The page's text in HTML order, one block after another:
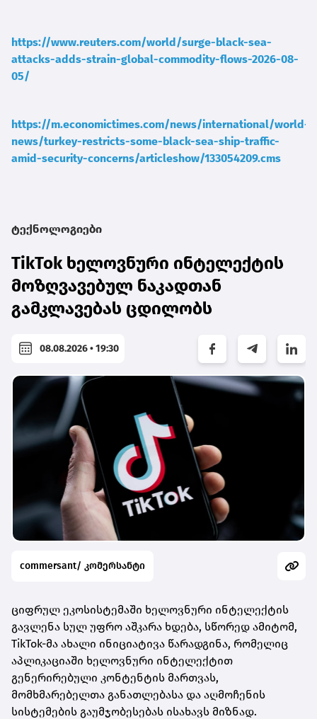
https://www.reuters.com/world/surge-black-sea-
attacks-adds-strain-global-commodity-flows-2026-08-
05/
https://m.economictimes.com/news/international/world-
news/turkey-restricts-some-black-sea-ship-traffic-
amid-security-concerns/articleshow/133054209.cms
ტექნოლოგიები
TikTok ხელოვნური ინტელექტის
მოზღვავებულ ნაკადთან
გამკლავებას ცდილობს
08.08.2026 • 19:30
commersant/ კომერსანტი
ციფრულ ეკოსისტემაში ხელოვნური ინტელექტის
გავლენა სულ უფრო აშკარა ხდება, სწორედ ამიტომ,
TikTok-მა ახალი ინიციატივა წარადგინა, რომელიც
აპლიკაციაში ხელოვნური ინტელექტით
გენერირებული კონტენტის მართვას,
მომხმარებელთა განათლებასა და აღმოჩენის
სისტემების გაუმჯობესებას ისახავს მიზნად.